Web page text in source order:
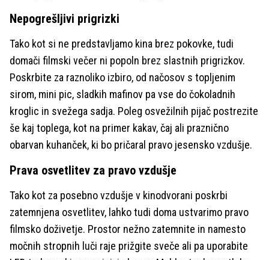
Nepogrešljivi prigrizki
Tako kot si ne predstavljamo kina brez pokovke, tudi
domači filmski večer ni popoln brez slastnih prigrizkov.
Poskrbite za raznoliko izbiro, od načosov s topljenim
sirom, mini pic, sladkih mafinov pa vse do čokoladnih
kroglic in svežega sadja. Poleg osvežilnih pijač postrezite
še kaj toplega, kot na primer kakav, čaj ali praznično
obarvan kuhanček, ki bo pričaral pravo jesensko vzdušje.
Prava osvetlitev za pravo vzdušje
Tako kot za posebno vzdušje v kinodvorani poskrbi
zatemnjena osvetlitev, lahko tudi doma ustvarimo pravo
filmsko doživetje. Prostor nežno zatemnite in namesto
močnih stropnih luči raje prižgite sveče ali pa uporabite